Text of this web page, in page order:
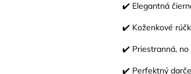
✔️ Elegantná
✔️ Koženkové
✔️ Priestranná, no
✔️ Perfektný